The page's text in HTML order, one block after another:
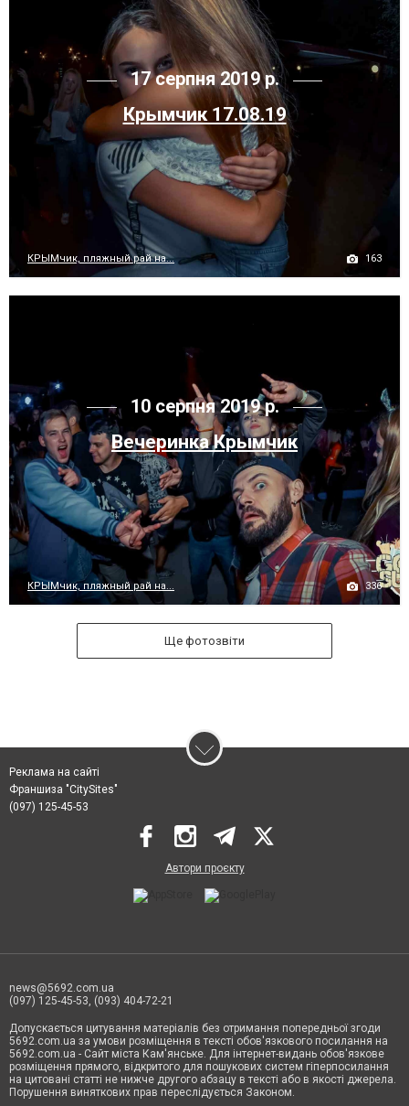
17 серпня 2019 р.
Крымчик 17.08.19
КРЫМчик, пляжный рай на... 163
10 серпня 2019 р.
Вечеринка Крымчик
КРЫМчик, пляжный рай на... 336
Ще фотозвіти
Реклама на сайті
Франшиза "CitySites"
(097) 125-45-53
Автори проєкту
news@5692.com.ua
(097) 125-45-53, (093) 404-72-21
Допускається цитування матеріалів без отримання попередньої згоди
5692.com.ua за умови розміщення в тексті обов'язкового посилання на
5692.com.ua - Сайт міста Кам'янське. Для інтернет-видань обов'язкове
розміщення прямого, відкритого для пошукових систем гіперпосилання
на цитовані статті не нижче другого абзацу в тексті або в якості джерела.
Порушення виняткових прав переслідується Законом.